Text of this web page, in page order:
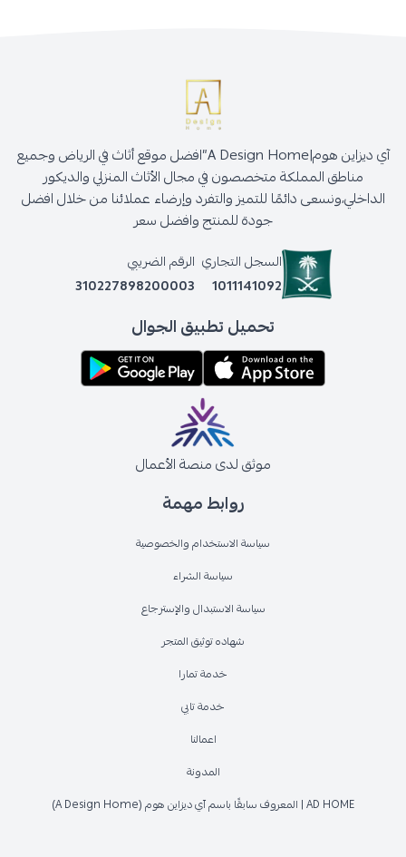
روابط مهمة
سياسة الاستخدام والخصوصية
سياسة الشراء
سياسة الاستبدال والإسترجاع
شهاده توثيق المتجر
خدمة تمارا
خدمة تابي
اعمالنا
المدونة
AD HOME | المعروف سابقًا باسم آي ديزاين هوم (A Design Home)
آي ديزاين هوم|A Design Home”افضل موقع أثاث في الرياض وجميع
مناطق المملكة متخصصون في مجال الأثاث المنزلي والديكور
الداخلي،ونسعى دائمًا للتميز والتفرد وإرضاء عملائنا من خلال افضل
جودة للمنتج وافضل سعر
السجل التجاري
1011141092
الرقم الضريبي
310227898200003
تحميل تطبيق الجوال
موثق لدى منصة الأعمال